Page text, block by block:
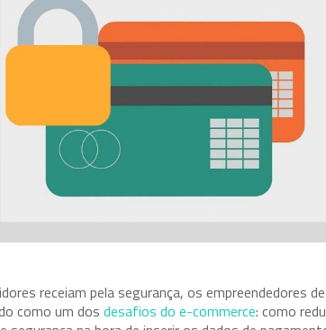
receiam pela segurança, os empreendedores
como um dosdesafios do e-commerce: como